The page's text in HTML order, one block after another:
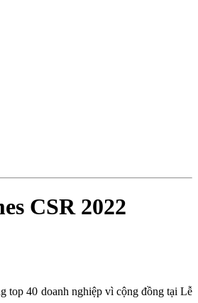
CSR 2022
top 40 doanh nghiệp vì cộng đồng tại Lễ